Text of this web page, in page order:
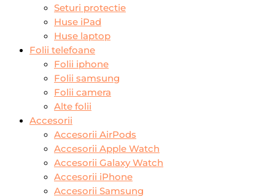
Seturi protectie
Huse iPad
Huse laptop
Folii telefoane
Folii iphone
Folii samsung
Folii camera
Alte folii
Accesorii
Accesorii AirPods
Accesorii Apple Watch
Accesorii Galaxy Watch
Accesorii iPhone
Accesorii Samsung